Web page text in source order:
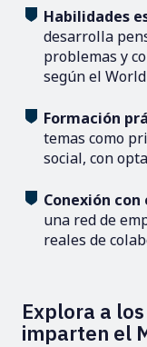
Habilidades
desarrolla
problemas y
según el
Formación
temas como
social, con
Conexión
una red de
reales de
Explora a
imparten el